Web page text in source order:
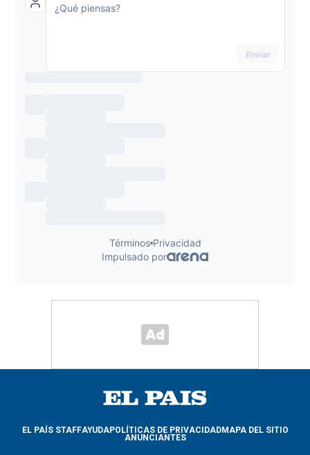
EL PAÍS STAFFAYUDAPOLÍTICAS DE PRIVACIDADMAPA DEL SITIO
ANUNCIANTES